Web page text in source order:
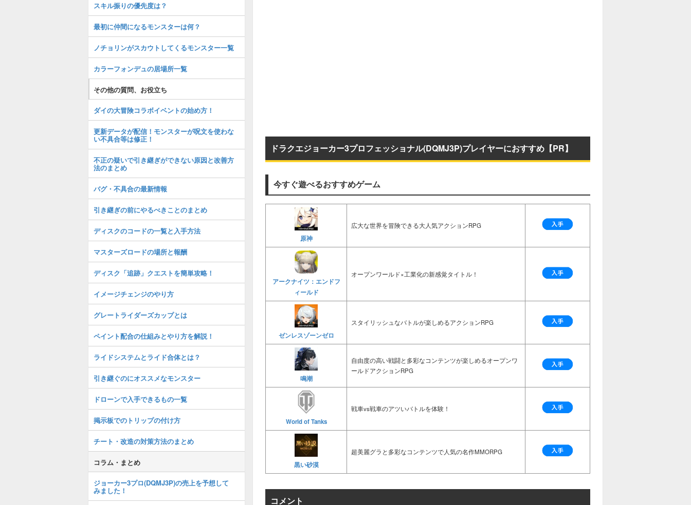
ドラクエジョーカー3プロフェッショナル(DQMJ3P)プレイヤーにおすすめ【PR】
今すぐ遊べるおすすめゲーム
原神
広大な世界を冒険できる大人気アクションRPG
アークナイツ：エンドフ
ィールド
オープンワールド×工業化の新感覚タイトル！
ゼンレスゾーンゼロ
スタイリッシュなバトルが楽しめるアクションRPG
鳴潮
自由度の高い戦闘と多彩なコンテンツが楽しめるオープンワ
ールドアクションRPG
World of Tanks
戦車vs戦車のアツいバトルを体験！
黒い砂漠
超美麗グラと多彩なコンテンツで人気の名作MMORPG
コメント
スキル振りの優先度は？
最初に仲間になるモンスターは何？
ノチョリンがスカウトしてくるモンスター一覧
カラーフォンデュの居場所一覧
その他の質問、お役立ち
ダイの大冒険コラボイベントの始め方！
更新データが配信！モンスターが呪文を使わな
い不具合等は修正！
不正の疑いで引き継ぎができない原因と改善方
法のまとめ
バグ・不具合の最新情報
引き継ぎの前にやるべきことのまとめ
ディスクのコードの一覧と入手方法
マスターズロードの場所と報酬
ディスク「追跡」クエストを簡単攻略！
イメージチェンジのやり方
グレートライダーズカップとは
ペイント配合の仕組みとやり方を解説！
ライドシステムとライド合体とは？
引き継ぐのにオススメなモンスター
ドローンで入手できるもの一覧
掲示板でのトリップの付け方
チート・改造の対策方法のまとめ
コラム・まとめ
ジョーカー3プロ(DQMJ3P)の売上を予想して
みました！